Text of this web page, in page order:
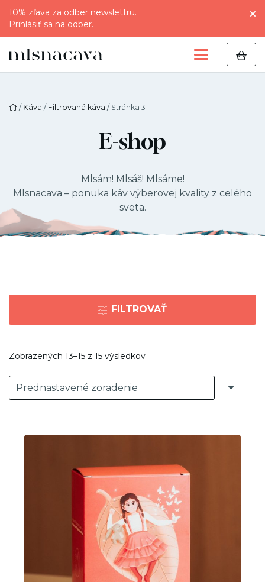
10% zľava za odber newslettru.
Prihlásiť sa na odber.
/ Káva / Filtrovaná káva / Stránka 3
E-shop
Mlsám! Mlsáš! Mlsáme!
Mlsnacava – ponuka káv výberovej kvality z celého
sveta.
FILTROVAŤ
Zobrazených 13–15 z 15 výsledkov